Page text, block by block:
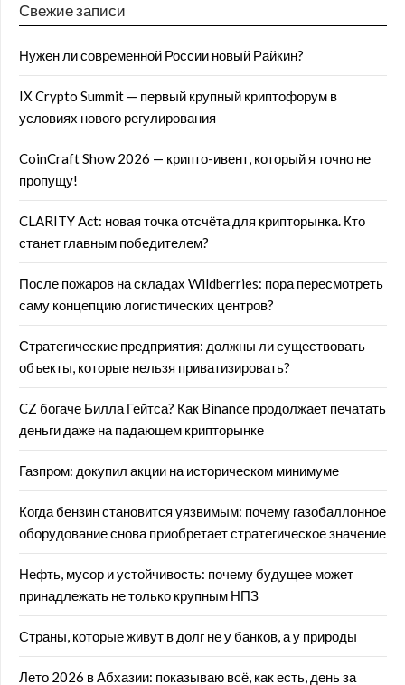
Свежие записи
Нужен ли современной России новый Райкин?
IX Crypto Summit — первый крупный криптофорум в
условиях нового регулирования
CoinCraft Show 2026 — крипто-ивент, который я точно не
пропущу!
CLARITY Act: новая точка отсчёта для крипторынка. Кто
станет главным победителем?
После пожаров на складах Wildberries: пора пересмотреть
саму концепцию логистических центров?
Стратегические предприятия: должны ли существовать
объекты, которые нельзя приватизировать?
CZ богаче Билла Гейтса? Как Binance продолжает печатать
деньги даже на падающем крипторынке
Газпром: докупил акции на историческом минимуме
Когда бензин становится уязвимым: почему газобаллонное
оборудование снова приобретает стратегическое значение
Нефть, мусор и устойчивость: почему будущее может
принадлежать не только крупным НПЗ
Страны, которые живут в долг не у банков, а у природы
Лето 2026 в Абхазии: показываю всё, как есть, день за